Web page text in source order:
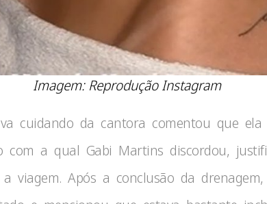
Imagem: Reprodução Instagram
cuidando da cantora comentou que
com a qual Gabi Martins discordou,
viagem. Após a conclusão da